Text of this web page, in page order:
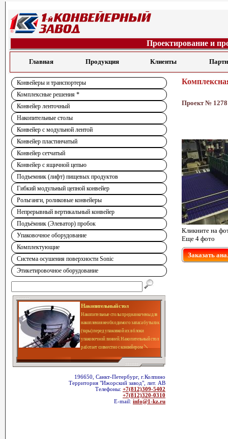
Проектирование и
Главная Продукция Клиенты
Конвейеры и транспортеры
Комплексные решения *
Конвейер ленточный
Накопительные столы
Конвейер с модульной лентой
Конвейер пластинчатый
Конвейер сетчатый
Конвейер с ящичной цепью
Подъемник (лифт) пищевых продуктов
Гибкий модульный цепной конвейер
Рольганги, роликовые конвейеры
Непрерывный вертикальный конвейер
Подъёмник (Элеватор) пробок
Упаковочное оборудование
Комплектующие
Система осушения поверхности Sonic
Этикетировочное оборудование
Накопительный стол
Накопительные столы предназначены для
накопления необходимого запаса бутылок
(тары) перед упаковкой их в блоки
упаковочной линией. Накопительный стол
работает совместно с конвейером
196650, Санкт-Петербург, г.Колпино
Территория "Ижорский завод", лит. АВ
Телефоны: +7(812)309-5402
+7(812)320-0310
E-mail: info@1-kz.ru
Проект № 1278
Кликните на
Еще 4 фото
Заказать